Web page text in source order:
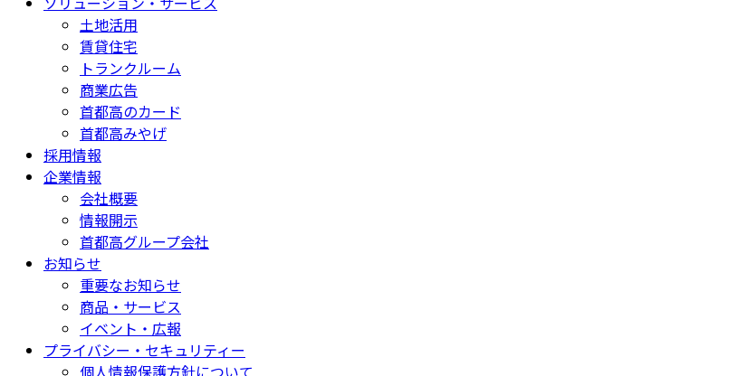
土地活用
賃貸住宅
トランクルーム
商業広告
首都高のカード
首都高みやげ
採用情報
企業情報
会社概要
情報開示
首都高グループ会社
お知らせ
重要なお知らせ
商品・サービス
イベント・広報
プライバシー・セキュリティー
個人情報保護方針について